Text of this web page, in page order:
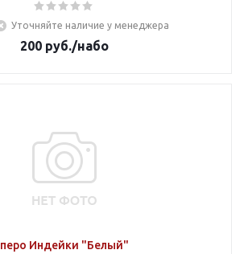
Уточняйте наличие у менеджера
200руб./набо
перо Индейки "Белый"